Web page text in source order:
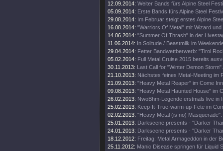
12.09.2014: Weiter Bands fürs Alpine Steel
05.09.2014: Erste Bands fürs Alpine Steel
29.08.2014: Im Februar steigt erstes Alpine
16.08.2014: "Warriors Of Metal" mit Wizard und
14.06.2014: "Summer Of Thrash" in der
11.06.2014: In Solitude / Beastmilk im
29.04.2014: Fetter Bandwettberwerb: "Tirol
05.02.2014: Full Metal Cruise 2015 bereits
30.11.2013: Last Call for "Winter Demon Storm".
21.10.2013: Nächstes feines Metal-Meeting im
21.09.2013: "Heavy Metal Reaper" im Come
09.08.2013: "Heavy Metal Haunted House" im
26.02.2013: NwoBhm-Legende erstmals live in
25.02.2013: Keep-It-True-warm-up-Fete im
02.02.2013: "Heavy Metal (is no) Masquerade".
25.01.2013: Darkscene presents - "Darker
24.01.2013: Darkscene presents - "Darker
18.12.2012: Freitag: Metal Armageddon in der
25.11.2012: Manic Disease springen für Liquid